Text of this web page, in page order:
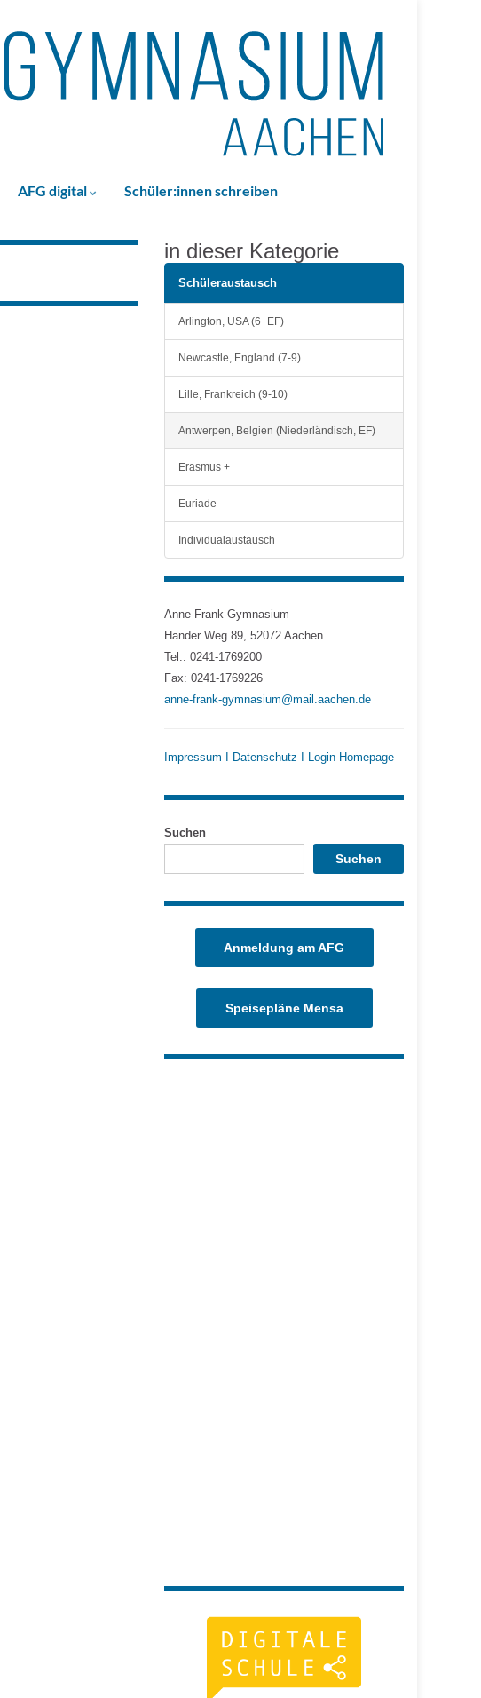
AFG digital Schüler:innen schreiben
in dieser Kategorie
Schüleraustausch
Arlington, USA (6+EF)
Newcastle, England (7-9)
Lille, Frankreich (9-10)
Antwerpen, Belgien (Niederländisch, EF)
Erasmus +
Euriade
Individualaustausch
Anne-Frank-Gymnasium
Hander Weg 89, 52072 Aachen
Tel.: 0241-1769200
Fax: 0241-1769226
anne-frank-gymnasium@mail.aachen.de
Impressum Datenschutz Login Homepage
Suchen
Suchen
Anmeldung am AFG
Speisepläne Mensa